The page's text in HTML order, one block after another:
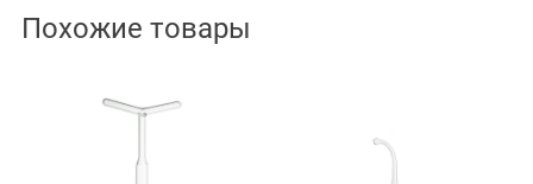
Похожие товары